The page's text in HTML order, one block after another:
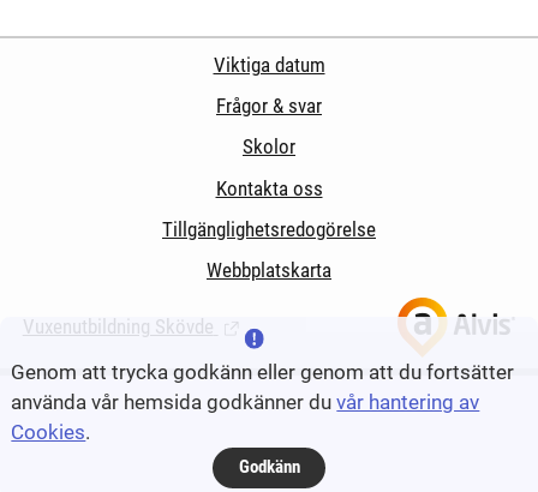
Viktiga datum
Frågor & svar
Skolor
Kontakta oss
Tillgänglighetsredogörelse
Webbplatskarta
Vuxenutbildning Skövde (Länk till extern sida.)
Genom att trycka godkänn eller genom att du fortsätter
använda vår hemsida godkänner duvår hantering av
Cookies.
Godkänn